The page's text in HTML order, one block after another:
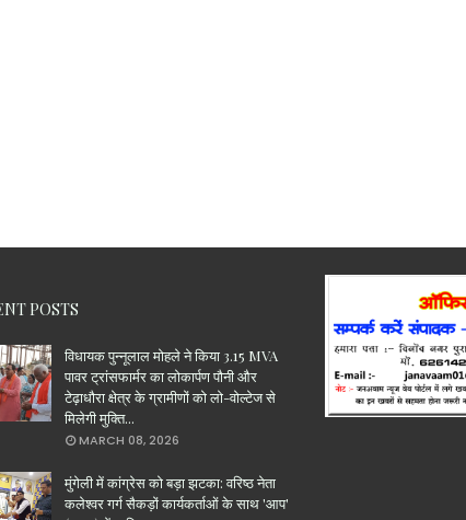
POSTS
विधायक पुन्नूलाल मोहले ने किया 3.15 MVA
पावर ट्रांसफार्मर का लोकार्पण पौनी और
टेढ़ाधौरा क्षेत्र के ग्रामीणों को लो-वोल्टेज से
मिलेगी मुक्ति...
MARCH 08, 2026
मुंगेली में कांग्रेस को बड़ा झटका: वरिष्ठ नेता
कलेश्वर गर्ग सैकड़ों कार्यकर्ताओं के साथ 'आप'